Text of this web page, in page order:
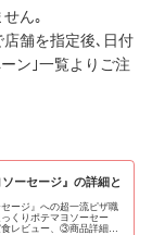
ん｡
舗を指定後､日付
ン｣一覧よりご注
ーセージ』の詳細と
ージ』への超一流ピザ職
くりポテマヨソーセー
レビュー、③商品詳細、